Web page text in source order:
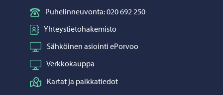
Puhelinneuvonta: 020 692 250
Yhteystietohakemisto
Sähköinen asiointi ePorvoo
Verkkokauppa
Kartat ja paikkatiedot